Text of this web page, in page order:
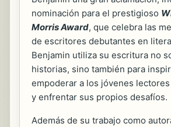
nominación para el prestigioso
Morris Award, que celebra las
de escritores debutantes en
Benjamin utiliza su escritura no
historias, sino también para
empoderar a los jóvenes
y enfrentar sus propios desafíos.
Además de su trabajo como